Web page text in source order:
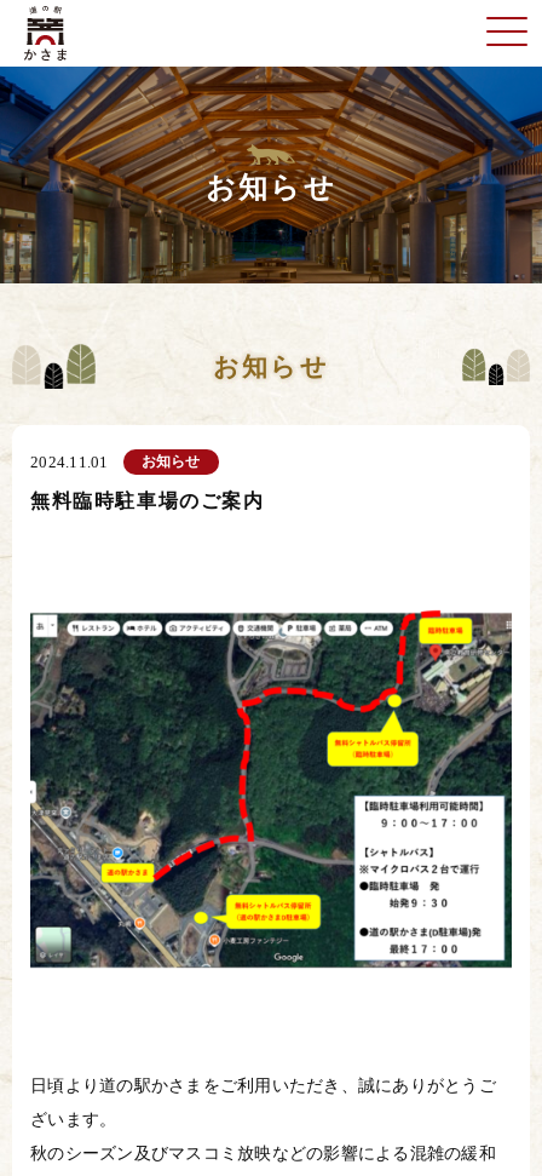
お知らせ
お知らせ
2024.11.01 お知らせ
無料臨時駐車場のご案内
日頃より道の駅かさまをご利用いただき、誠にありがとうご
ざいます。
秋のシーズン及びマスコミ放映などの影響による混雑の緩和